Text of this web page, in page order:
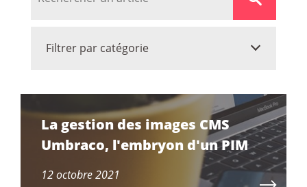
Filtrer par catégorie
12 octobre 2021
La gestion des images CMS
Umbraco, l'embryon d'un PIM